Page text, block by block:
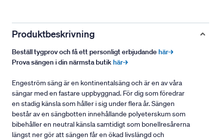
Produktbeskrivning
Beställ tygprov och få ett personligt erbjudandehär→
Prova sängen i din närmsta butikhär→
Engeström säng är en kontinentalsäng och är en av våra
sängar med en fastare uppbyggnad. För dig som föredrar
en stadig känsla som håller i sig under flera år. Sängen
består av en sängbotten innehållande polyeterskum som
bibehåller en neutral känsla samtidigt som bonellresårerna
längst ner gör att sängen får en ökad livslängd och